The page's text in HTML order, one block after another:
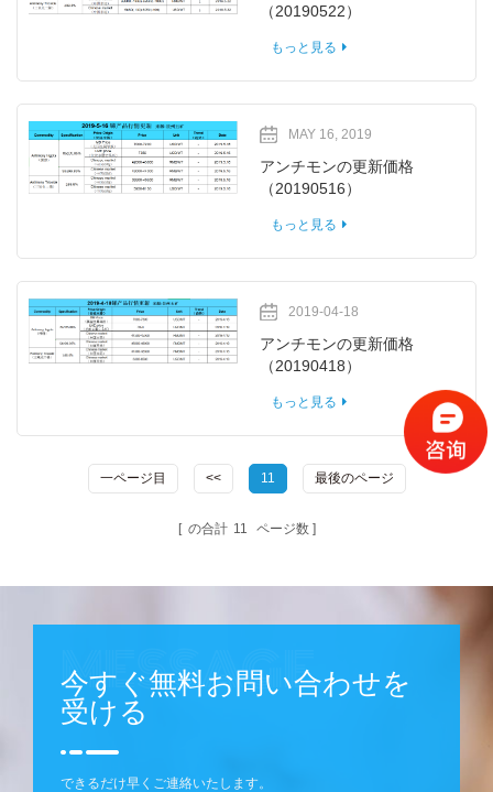
（20190522）
もっと見る
MAY 16, 2019
アンチモンの更新価格
（20190516）
もっと見る
2019-04-18
アンチモンの更新価格
（20190418）
もっと見る
一ページ目 << 11 最後のページ
の合計 11 ページ数
今すぐ無料お問い合わせを
受ける
できるだけ早くご連絡いたします。